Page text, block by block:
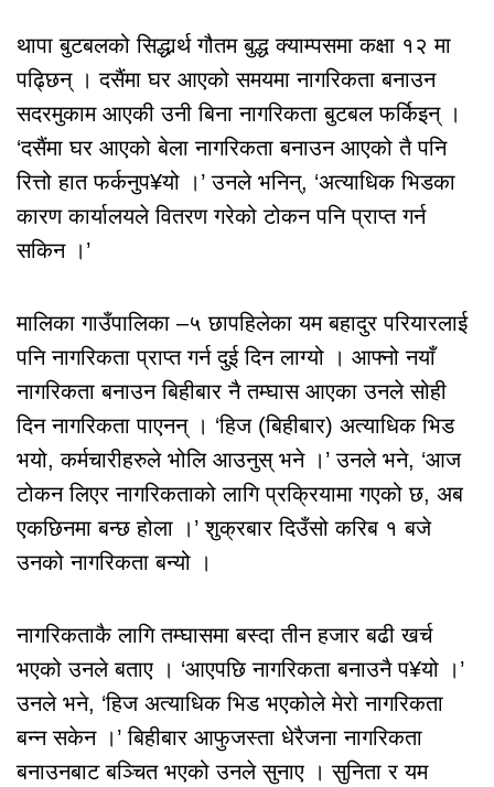
थापा बुटबलको सिद्धार्र्थ गौतम बुद्ध क्याम्पसमा कक्षा १२ मा
पढ्छिन् । दसैंमा घर आएको समयमा नागरिकता बनाउन
सदरमुकाम आएकी उनी बिना नागरिकता बुटबल फर्किइन् ।
‘दसैंमा घर आएको बेला नागरिकता बनाउन आएको तै पनि
रित्तो हात फर्कनुप¥यो ।’ उनले भनिन्, ‘अत्याधिक भिडका
कारण कार्यालयले वितरण गरेको टोकन पनि प्राप्त गर्न
सकिन ।’
मालिका गाउँपालिका –५ छापहिलेका यम बहादुर परियारलाई
पनि नागरिकता प्राप्त गर्न दुई दिन लाग्यो । आफ्नो नयाँ
नागरिकता बनाउन बिहीबार नै तम्घास आएका उनले सोही
दिन नागरिकता पाएनन् । ‘हिज (बिहीबार) अत्याधिक भिड
भयो, कर्मचारीहरुले भोलि आउनुस् भने ।’ उनले भने, ‘आज
टोकन लिएर नागरिकताको लागि प्रक्रियामा गएको छ, अब
एकछिनमा बन्छ होला ।’ शुक्रबार दिउँसो करिब १ बजे
उनको नागरिकता बन्यो ।
नागरिकताकै लागि तम्घासमा बस्दा तीन हजार बढी खर्च
भएको उनले बताए । ‘आएपछि नागरिकता बनाउनै प¥यो ।’
उनले भने, ‘हिज अत्याधिक भिड भएकोले मेरो नागरिकता
बन्न सकेन ।’ बिहीबार आफुजस्ता धेरैजना नागरिकता
बनाउनबाट बञ्चित भएको उनले सुनाए । सुनिता र यम